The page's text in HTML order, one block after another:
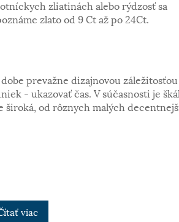
zliatinách alebo rýdzosť sa
zlato od 9 Ct až po 24Ct.
prevažne dizajnovou záležitosťou
- ukazovať čas. V súčasnosti je
od rôznych malých
viac